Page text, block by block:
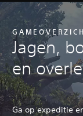
Jagen,
en
Ga op expeditie